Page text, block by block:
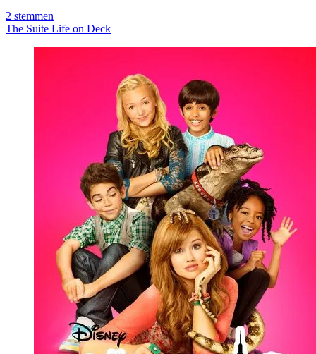
2 stemmen
The Suite Life on Deck